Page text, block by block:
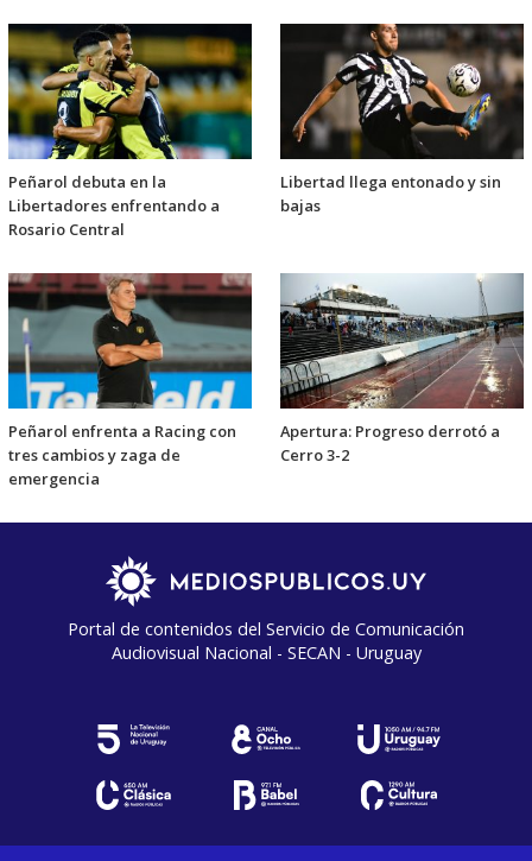
Peñarol debuta en la
Libertadores enfrentando a
Rosario Central
Libertad llega entonado y sin
bajas
Peñarol enfrenta a Racing con
tres cambios y zaga de
emergencia
Apertura: Progreso derrotó a
Cerro 3-2
Portal de contenidos del Servicio de Comunicación
Audiovisual Nacional - SECAN - Uruguay